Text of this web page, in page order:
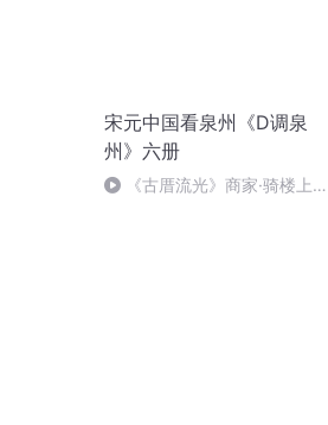
宋元中国看泉州《D调泉
州》六册
《古厝流光》商家·骑楼上连